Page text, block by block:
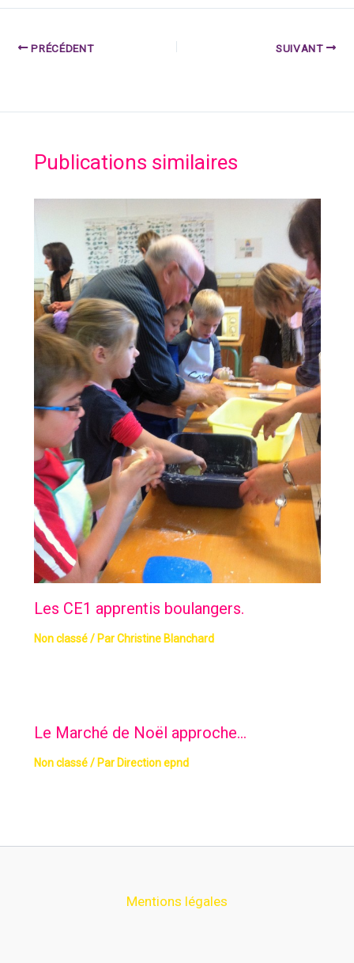
PRÉCÉDENT SUIVANT
Publications similaires
Les CE1 apprentis boulangers.
Non classé/ ParChristine Blanchard
Le Marché de Noël approche…
Non classé/ Par Direction epnd
Mentions légales